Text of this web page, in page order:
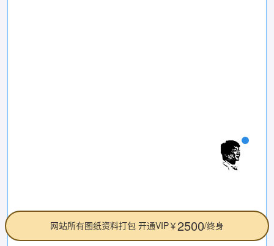
网站所有图纸资料打包 开通VIP￥2500/终身